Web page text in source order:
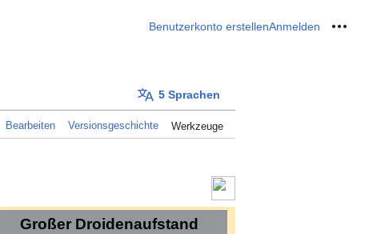
Benutzerkonto erstellenAnmelden Meine
5 Sprachen
Bearbeiten Versionsgeschichte Werkzeuge
Großer Droidenaufstand